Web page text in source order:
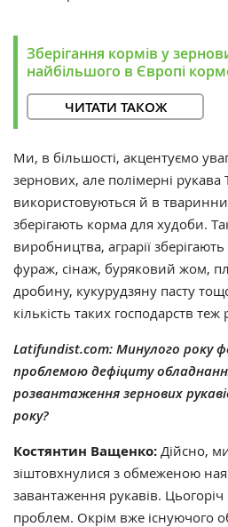
Зберігання кормів у
найбільшого в Європі
ЧИТАТИ ТАКОЖ
Ми, в більшості, акцентуємо
зернових, але полімерні
використовуються й в
зберігають корма для худоби.
виробництва, аграрії
фураж, сінаж, буряковий жом,
дробину, кукурудзяну пасту
кількість таких господарств
Latifundist.com: Минулого року
проблемою дефіциту
розвантаження зернових
року?
Костянтин Ващенко: Дійсно,
зіштовхнулися з обмеженою
завантаження рукавів.
проблем. Окрім вже існуючого